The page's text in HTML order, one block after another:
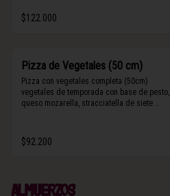
$122.000
Pizza de Vegetales (50 cm)
Pizza con vegetales completa (50cm)
vegetales de temporada con base de pesto,
queso mozarella, stracciatella de siete
padano y albahaca fresca.
$92.200
Almuerzos